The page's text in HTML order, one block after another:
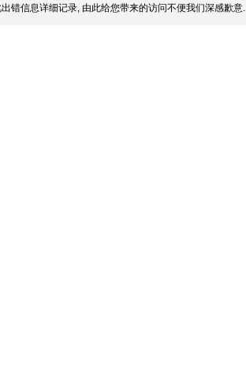
错信息详细记录, 由此给您带来的访问不便我们深感歉意.